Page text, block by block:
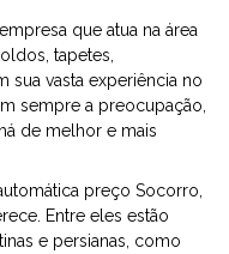
que atua na área
tapetes,
sua vasta experiência no
sempre a preocupação,
de melhor e mais
preço Socorro,
Entre eles estão
e persianas, como